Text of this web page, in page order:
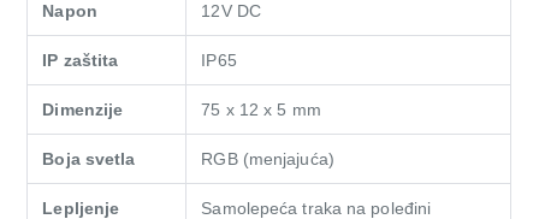
Napon 12V DC
IP zaštita IP65
Dimenzije 75 x 12 x 5 mm
Boja svetla RGB (menjajuća)
Lepljenje Samolepeća traka na poleđini